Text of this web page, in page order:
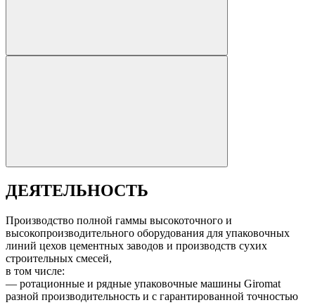
ДЕЯТЕЛЬНОСТЬ
Производство полной гаммы высокоточного и
высокопроизводительного оборудования для упаковочных
линий цехов цементных заводов и производств сухих
строительных смесей,
в том числе:
— ротационные и рядные упаковочные машины Giromat
разной производительность и c гарантированной точностью